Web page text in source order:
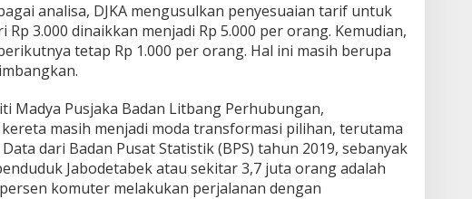
analisa, DJKA mengusulkan penyesuaian tarif untuk
3.000 dinaikkan menjadi Rp 5.000 per orang. Kemudian,
tetap Rp 1.000 per orang. Hal ini masih berupa
Madya Pusjaka Badan Litbang Perhubungan,
masih menjadi moda transformasi pilihan, terutama
dari Badan Pusat Statistik (BPS) tahun 2019, sebanyak
Jabodetabek atau sekitar 3,7 juta orang adalah
komuter melakukan perjalanan dengan